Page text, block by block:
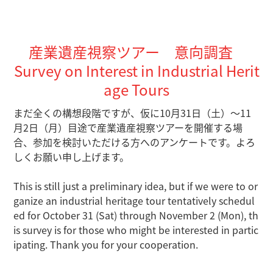
産業遺産視察ツアー 意向調査
Survey on Interest in Industrial Herit
age Tours
まだ全くの構想段階ですが、仮に10月31日（土）～11
月2日（月）目途で産業遺産視察ツアーを開催する場
合、参加を検討いただける方へのアンケートです。よろ
しくお願い申し上げます。
This is still just a preliminary idea, but if we were to or
ganize an industrial heritage tour tentatively schedul
ed for October 31 (Sat) through November 2 (Mon), th
is survey is for those who might be interested in partic
ipating. Thank you for your cooperation.